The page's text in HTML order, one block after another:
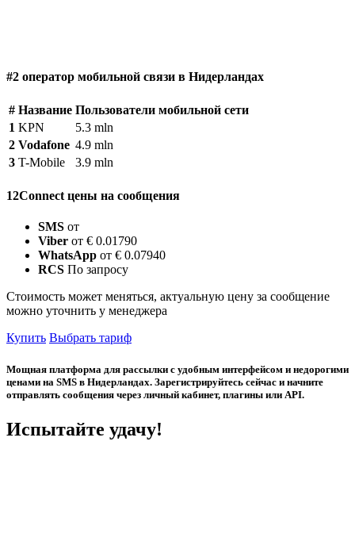
#2 оператор мобильной связи в Нидерландах
# Название Пользователи мобильной сети
1 KPN
5.3 mln
2 Vodafone 4.9 mln
3 T-Mobile 3.9 mln
12Connect цены на сообщения
SMS от
Viber от € 0.01790
WhatsApp от € 0.07940
RCS По запросу
Стоимость может меняться, актуальную цену за сообщение
можно уточнить у менеджера
Купить Выбрать тариф
Мощная платформа для рассылки с удобным интерфейсом и недорогими
ценами на SMS в Нидерландах. Зарегистрируйтесь сейчас и начните
отправлять сообщения через личный кабинет, плагины или API.
Испытайте удачу!